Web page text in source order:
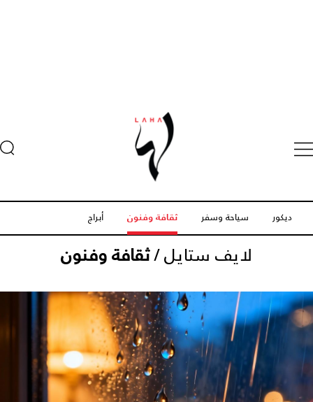
ديكور سياحة وسفر ثقافة وفنون أبراج
لايف ستايل/ثقافة وفنون